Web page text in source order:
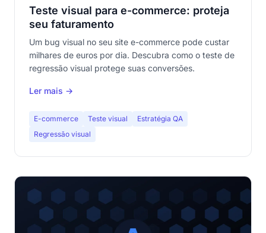
Teste visual para e-commerce: proteja
seu faturamento
Um bug visual no seu site e-commerce pode custar
milhares de euros por dia. Descubra como o teste de
regressão visual protege suas conversões.
Ler mais →
E-commerce Teste visual
Estratégia QA
Regressão visual